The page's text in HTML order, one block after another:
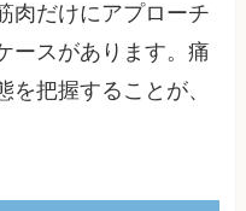
肉だけにアプローチ
ースがあります。痛
把握することが、